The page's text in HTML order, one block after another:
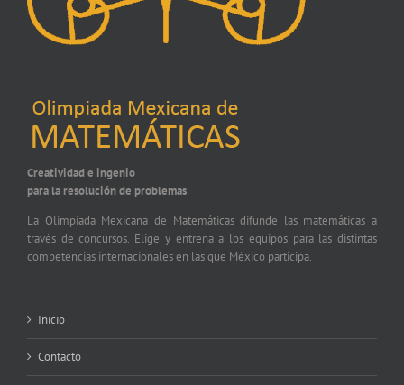
Creatividad e ingenio
para la resolución de problemas
La Olimpiada Mexicana de Matemáticas difunde las matemáticas a
través de concursos. Elige y entrena a los equipos para las distintas
competencias internacionales en las que México participa.
Inicio
Contacto